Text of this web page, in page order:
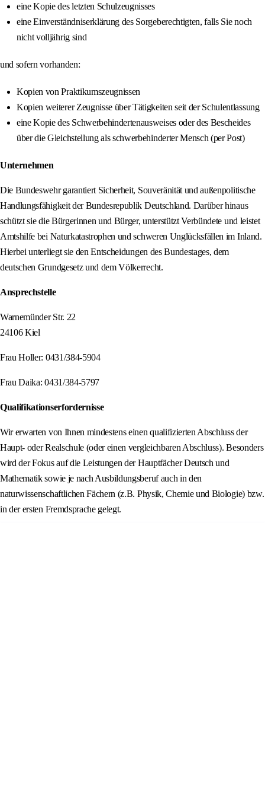
eine Kopie des letzten Schulzeugnisses
eine Einverständniserklärung des Sorgeberechtigten, falls Sie noch
nicht volljährig sind
und sofern vorhanden:
Kopien von Praktikumszeugnissen
Kopien weiterer Zeugnisse über Tätigkeiten seit der Schulentlassung
eine Kopie des Schwerbehindertenausweises oder des Bescheides
über die Gleichstellung als schwerbehinderter Mensch (per Post)
Unternehmen
Die Bundeswehr garantiert Sicherheit, Souveränität und außenpolitische
Handlungsfähigkeit der Bundesrepublik Deutschland. Darüber hinaus
schützt sie die Bürgerinnen und Bürger, unterstützt Verbündete und leistet
Amtshilfe bei Naturkatastrophen und schweren Unglücksfällen im Inland.
Hierbei unterliegt sie den Entscheidungen des Bundestages, dem
deutschen Grundgesetz und dem Völkerrecht.
Ansprechstelle
Warnemünder Str. 22
24106 Kiel
Frau Holler: 0431/384-5904
Frau Daika: 0431/384-5797
Qualifikationserfordernisse
Wir erwarten von Ihnen mindestens einen qualifizierten Abschluss der
Haupt- oder Realschule (oder einen vergleichbaren Abschluss). Besonders
wird der Fokus auf die Leistungen der Hauptfächer Deutsch und
Mathematik sowie je nach Ausbildungsberuf auch in den
naturwissenschaftlichen Fächern (z.B. Physik, Chemie und Biologie) bzw.
in der ersten Fremdsprache gelegt.